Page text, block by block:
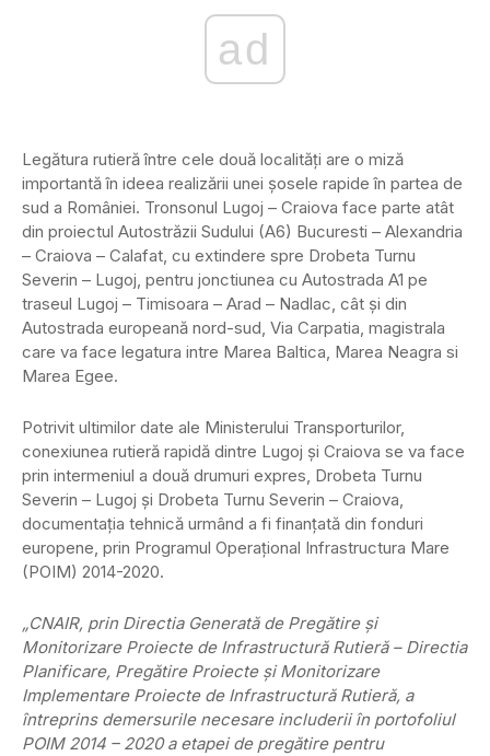
ad
Legătura rutieră între cele două localităţi are o miză
importantă în ideea realizării unei şosele rapide în partea de
sud a României. Tronsonul Lugoj – Craiova face parte atât
din proiectul Autostrăzii Sudului (A6) Bucuresti – Alexandria
– Craiova – Calafat, cu extindere spre Drobeta Turnu
Severin – Lugoj, pentru jonctiunea cu Autostrada A1 pe
traseul Lugoj – Timisoara – Arad – Nadlac, cât şi din
Autostrada europeană nord-sud, Via Carpatia, magistrala
care va face legatura intre Marea Baltica, Marea Neagra si
Marea Egee.
Potrivit ultimilor date ale Ministerului Transporturilor,
conexiunea rutieră rapidă dintre Lugoj şi Craiova se va face
prin intermeniul a două drumuri expres, Drobeta Turnu
Severin – Lugoj şi Drobeta Turnu Severin – Craiova,
documentaţia tehnică urmând a fi finanţată din fonduri
europene, prin Programul Operaţional Infrastructura Mare
(POIM) 2014-2020.
„CNAIR, prin Directia Generată de Pregătire şi
Monitorizare Proiecte de Infrastructură Rutieră – Directia
Planificare, Pregătire Proiecte şi Monitorizare
Implementare Proiecte de Infrastructură Rutieră, a
întreprins demersurile necesare includerii în portofoliul
POIM 2014 – 2020 a etapei de pregătire pentru